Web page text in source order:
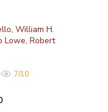
William H.
Lowe Robert
7/10